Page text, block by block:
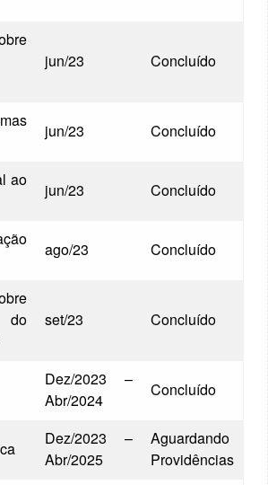
jun/23 Concluído
jun/23 Concluído
ao
jun/23 Concluído
ago/23 Concluído
do
set/23 Concluído
Dez/2023 –
Abr/2024
Concluído
Dez/2023 –
Abr/2025
Aguardando
Providências